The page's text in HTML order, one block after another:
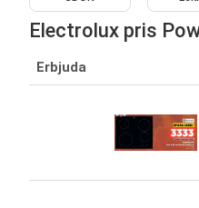
Electrolux pris
Erbjuda